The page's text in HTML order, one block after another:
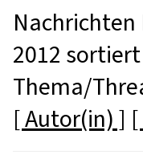
2012
Thema/
[ Autor(in) ]